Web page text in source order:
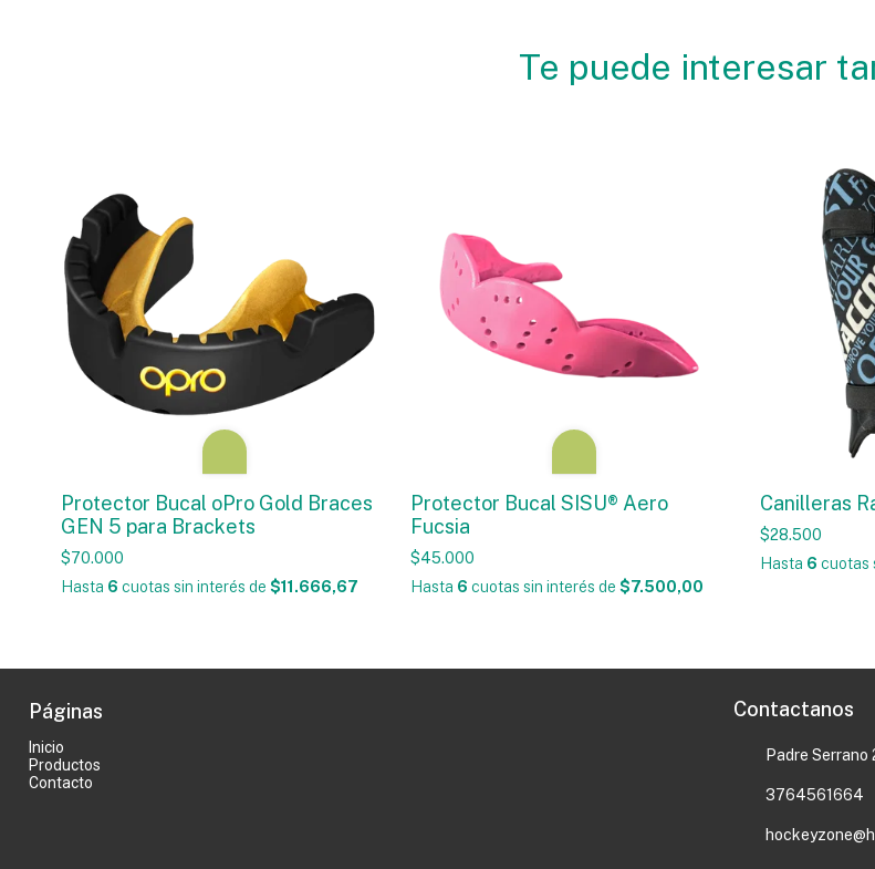
Te puede interesar
Protector Bucal oPro Gold Braces
GEN 5 para Brackets
$70.000
Hasta 6 cuotas sin interés de $11.666,67
Protector Bucal SISU® Aero
Fucsia
$45.000
Hasta 6 cuotas sin interés de $7.500,00
Canilleras
$28.500
Hasta 6 cuotas
Páginas
Inicio
Productos
Contacto
Contactanos
Padre Serrano
3764561664